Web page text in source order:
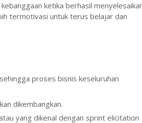
ketika berhasil
termotivasi untuk terus belajar dan
proses bisnis keseluruhan
dikembangkan.
yang dikenal dengan sprint elicitation